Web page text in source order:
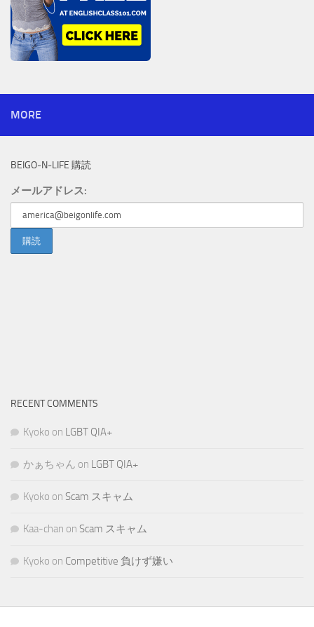
MORE
BEIGO-N-LIFE 購読
メールアドレス:
RECENT COMMENTS
Kyoko on LGBT QIA+
かぁちゃん on LGBT QIA+
Kyoko on Scam スキャム
Kaa-chan on Scam スキャム
Kyoko on Competitive 負けず嫌い